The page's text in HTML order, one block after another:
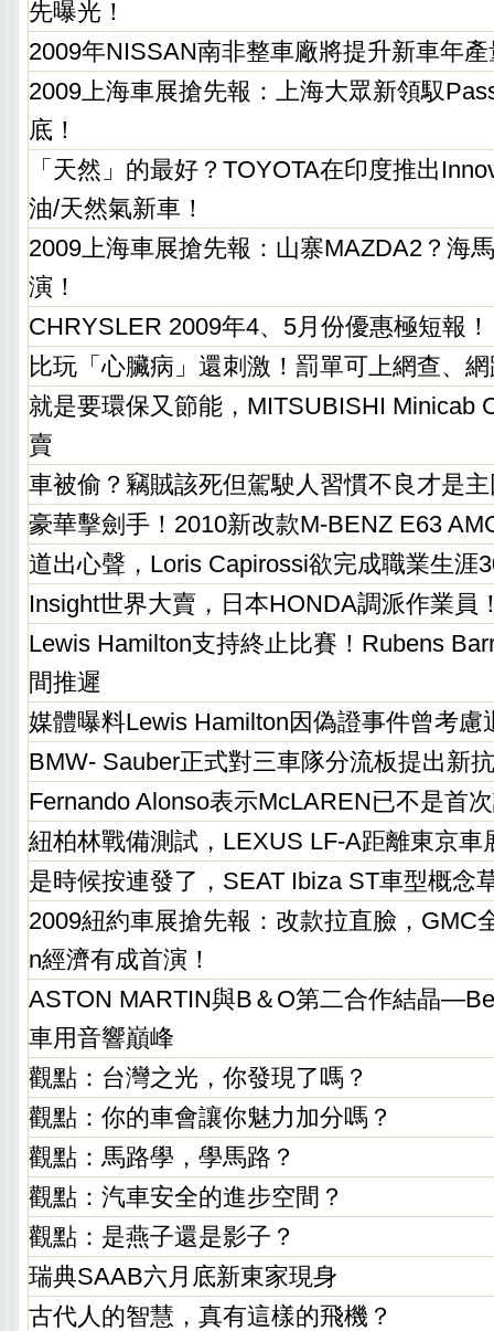
先曝光！
2009年NISSAN南非整車廠將提升新車年產
2009上海車展搶先報：上海大眾新領馭
底！
「天然」的最好？TOYOTA在印度推出
油/天然氣新車！
2009上海車展搶先報：山寨MAZDA2？海
演！
CHRYSLER 2009年4、5月份優惠極短報！
比玩「心臟病」還刺激！罰單可上網查、
就是要環保又節能，MITSUBISHI Minicab
賣
車被偷？竊賊該死但駕駛人習慣不良才是
豪華擊劍手！2010新改款M-BENZ E63
道出心聲，Loris Capirossi欲完成職業生涯
Insight世界大賣，日本HONDA調派作業員
Lewis Hamilton支持終止比賽！Rubens
間推遲
媒體曝料Lewis Hamilton因偽證事件曾考慮
BMW- Sauber正式對三車隊分流板提出新
Fernando Alonso表示McLAREN已不是首
紐柏林戰備測試，LEXUS LF-A距離東京車
是時候按連發了，SEAT Ibiza ST車型概念
2009紐約車展搶先報：改款拉直臉，GMC
n經濟有成首演！
ASTON MARTIN與B＆O第二合作結晶
車用音響巔峰
觀點：台灣之光，你發現了嗎？
觀點：你的車會讓你魅力加分嗎？
觀點：馬路學，學馬路？
觀點：汽車安全的進步空間？
觀點：是燕子還是影子？
瑞典SAAB六月底新東家現身
古代人的智慧，真有這樣的飛機？